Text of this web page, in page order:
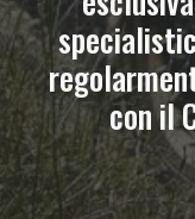
con il